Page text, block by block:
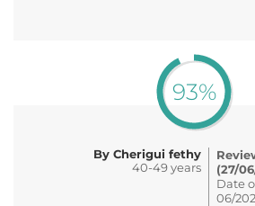
93%
By Cherigui fethy
40-49 years
(27/
Date
06/